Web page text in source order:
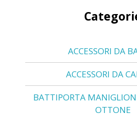
ACCESSORI DA
ACCESSORI DA
BATTIPORTA
OTTONE